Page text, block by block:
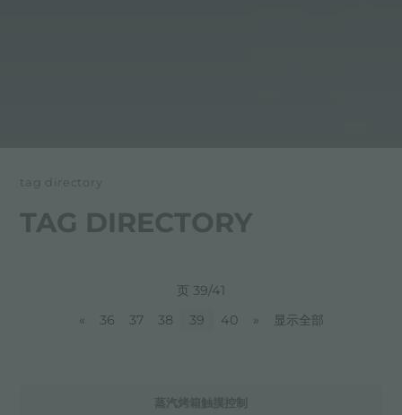
tag directory
TAG DIRECTORY
页 39/41
«
36 37 38 39 40 » 显示全部
蒸汽烤箱触摸控制